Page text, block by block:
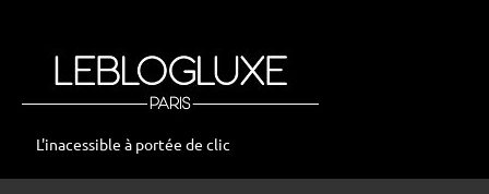
leblogluxe
L'inacessible à portée de clic